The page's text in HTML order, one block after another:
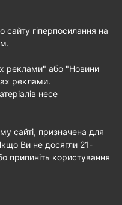
сайту гіперпосилання на
реклами" або "Новини
реклами.
несе
сайті, призначена для
Ви не досягли 21-
припиніть користування